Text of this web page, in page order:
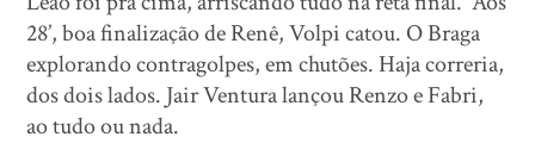
28’, boa finalização de Renê, Volpi catou. O Braga
explorando contragolpes, em chutões. Haja correria,
dos dois lados. Jair Ventura lançou Renzo e Fabri,
ao tudo ou nada.